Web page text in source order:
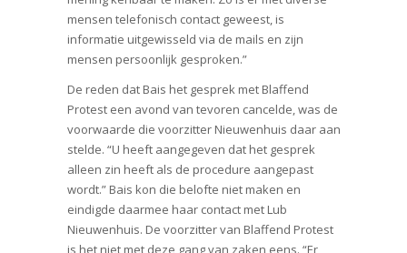
mensen telefonisch contact geweest, is
informatie uitgewisseld via de mails en zijn
mensen persoonlijk gesproken.”
De reden dat Bais het gesprek met Blaffend
Protest een avond van tevoren cancelde, was de
voorwaarde die voorzitter Nieuwenhuis daar aan
stelde. “U heeft aangegeven dat het gesprek
alleen zin heeft als de procedure aangepast
wordt.” Bais kon die belofte niet maken en
eindigde daarmee haar contact met Lub
Nieuwenhuis. De voorzitter van Blaffend Protest
is het niet met deze gang van zaken eens. “Er